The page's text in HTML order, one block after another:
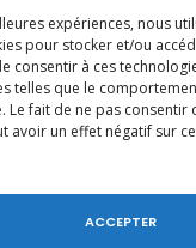
expériences, nous
pour stocker et/ou
consentir à ces
telles que le
Le fait de ne pas
avoir un effet négatif sur
ACCEPTER
aux
pour
de leurs
Gouvernement
presse dans le
menées au niveau